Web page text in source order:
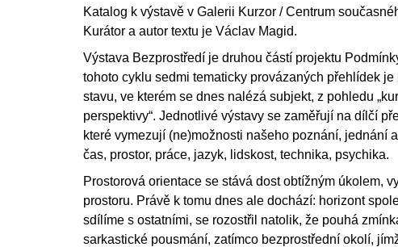
Katalog k výstavě v Galerii Kurzor / Centrum
Kurátor a autor textu je Václav Magid.
Výstava Bezprostředí je druhou částí projektu
tohoto cyklu sedmi tematicky provázaných přehlídek
stavu, ve kterém se dnes nalézá subjekt, z pohledu
perspektivy“. Jednotlivé výstavy se zaměřují na dílčí
které vymezují (ne)možnosti našeho poznání, jednání
čas, prostor, práce, jazyk, lidskost, technika, psychika.
Prostorová orientace se stává dost obtížným úkolem,
prostoru. Právě k tomu dnes ale dochází: horizont
sdílíme s ostatními, se rozostřil natolik, že pouhá
sarkastické pousmání, zatímco bezprostřední okolí,